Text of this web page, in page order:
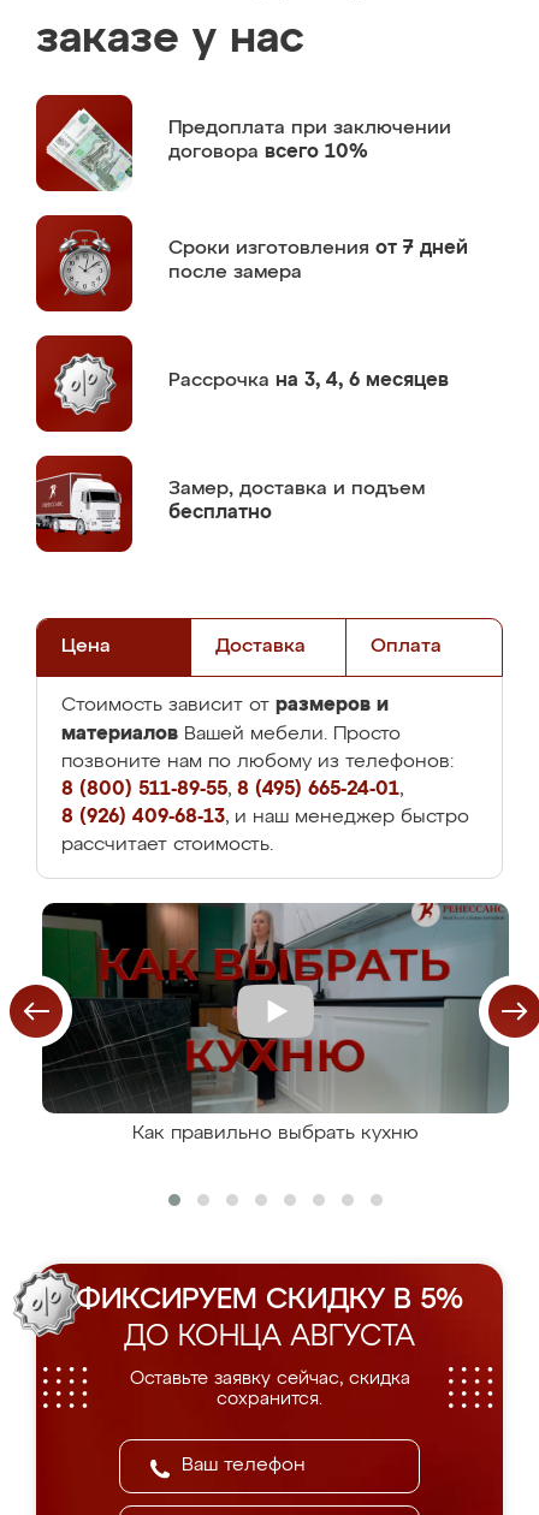
заказе у нас
Предоплата при заключении
договора всего 10%
Сроки изготовления от 7 дней
после замера
Рассрочка на 3, 4, 6 месяцев
Замер, доставка и подъем
бесплатно
Цена Доставка Оплата
Стоимость зависит от размеров и
материалов Вашей мебели. Просто
позвоните нам по любому из телефонов:
8 (800) 511-89-55, 8 (495) 665-24-01,
8 (926) 409-68-13, и наш менеджер быстро
рассчитает стоимость.
Как правильно выбрать кухню
ФИКСИРУЕМ СКИДКУ В 5%
ДО КОНЦА АВГУСТА
Оставьте заявку сейчас, скидка
сохранится.